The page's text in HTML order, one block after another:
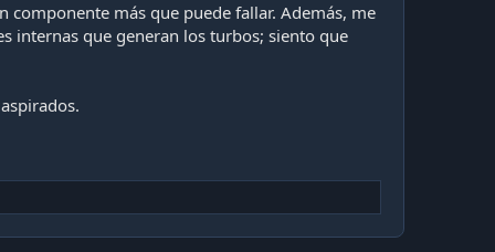
más que puede fallar. Además, me
internas que generan los turbos; siento que